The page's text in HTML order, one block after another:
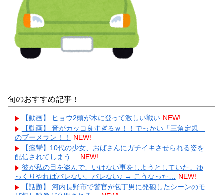
旬のおすすめ記事！
【動画】 ヒョウ2頭が木に登って激しい戦い NEW!
【動画】 音がカッコ良すぎるｗ！！でっかい「三角定規」
のブーメラン！！
NEW!
【痙攣】10代の少女、おばさんにガチイキさせられる姿を
配信されてしまう…
NEW!
彼が私の目を盗んで、いけない事をしようとしていた。ゆ
っくりやればバレない、バレない♪ → こうなった…
NEW!
【話題】 河内長野市で警官が包丁男に発砲したシーンのモ